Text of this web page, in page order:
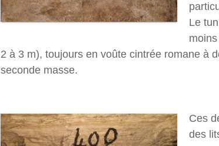
Le
2 à 3 m), toujours en voûte cintrée romane à
seconde masse.
Ces
des